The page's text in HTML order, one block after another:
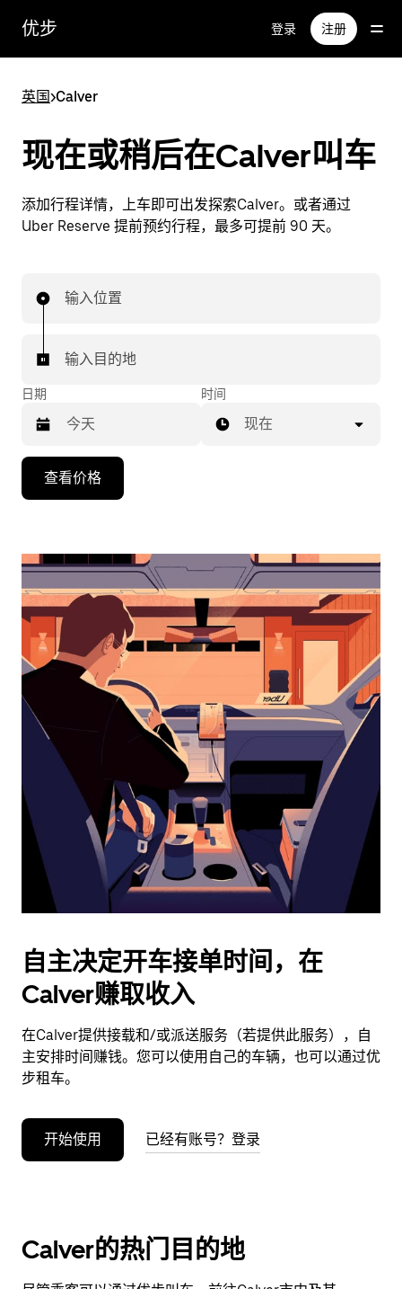
优步 登录 注册
英国>Calver
现在或稍后在Calver叫车
添加行程详情，上车即可出发探索Calver。或者通过
Uber Reserve 提前预约行程，最多可提前 90 天。
输入位置
输入目的地
日期
向
头
浏
日
并
期。
按
退
闭
日
历。
时间
现在
查看价格
自主决定开车接单时间，在
Calver赚取收入
在Calver提供接载和/或派送服务（若提供此服务），自
主安排时间赚钱。您可以使用自己的车辆，也可以通过优
步租车。
开始使用 已经有账号？登录
Calver的热门目的地